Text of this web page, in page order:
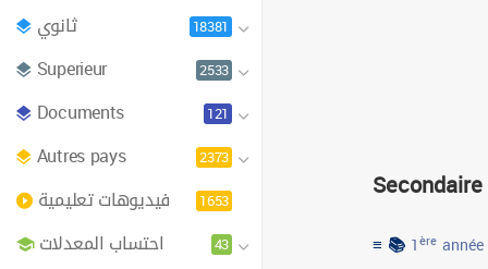
ثانوي 18381
Superieur 2533
Documents 121
Autres pays 2373
فيديوهات تعليمية 1653
احتساب المعدلات 43
Secondaire
≡ 📚 1ère année